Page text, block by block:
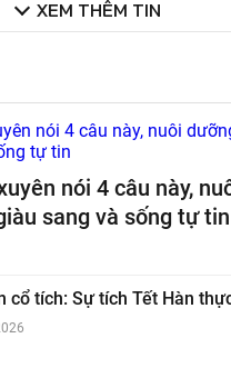
XEM THÊM TIN
nói 4 câu này,
sang và sống tự tin
cổ tích: Sự tích Tết Hàn